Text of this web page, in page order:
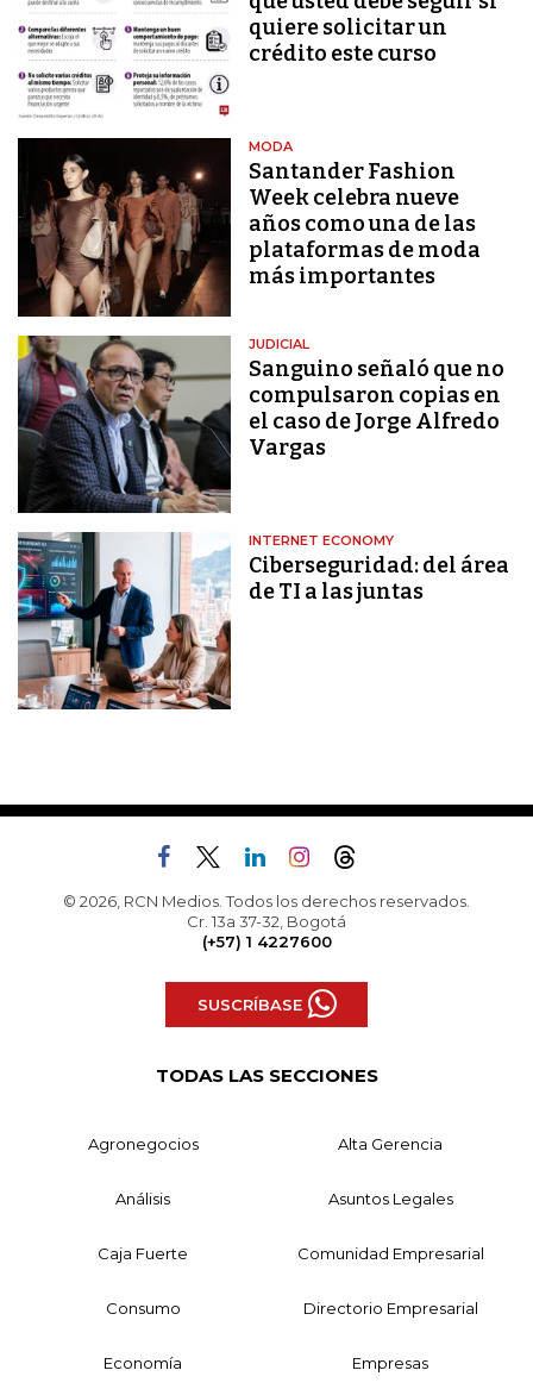
quiere solicitar un
crédito este curso
MODA
Santander Fashion
Week celebra nueve
años como una de las
plataformas de moda
más importantes
JUDICIAL
Sanguino señaló que no
compulsaron copias en
el caso de Jorge Alfredo
Vargas
INTERNET ECONOMY
Ciberseguridad: del área
de TI a las juntas
© 2026, RCN Medios. Todos los derechos reservados.
Cr. 13a 37-32, Bogotá
(+57) 1 4227600
SUSCRÍBASE
TODAS LAS SECCIONES
Agronegocios Alta Gerencia
Análisis Asuntos Legales
Caja Fuerte Comunidad Empresarial
Consumo Directorio Empresarial
Economía Empresas